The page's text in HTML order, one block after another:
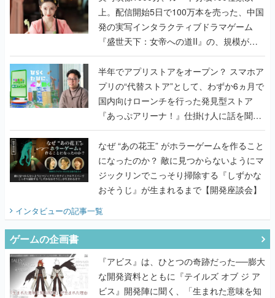
上。配信開始5日で100万本を売った、中国
発の実写インタラクティブドラマゲーム
『盛世天下：女帝への道II』の、規模が違
うこだわりをプロデューサーに聞いた
半年でアプリストアをオープン？ スマホア
プリの“代替ストア”として、わずか6ヵ月で
国内向けローンチを行った発見型ストア
『あっぷアリーナ！』仕掛け人に話を聞い
てみた
なぜ “あの花王” がホラーゲームを作ること
になったのか？ 敵に見つからないようにマ
ジックリンでこっそり掃除する『しずかな
おそうじ』が生まれるまで【開発座談会】
インタビューの記事一覧
ゲームの企画書
『アビス』は、ひとつの奇跡だった──膨大
な開発資料とともに『テイルズ オブ ジ ア
ビス』開発陣に聞く、「生まれた意味を知